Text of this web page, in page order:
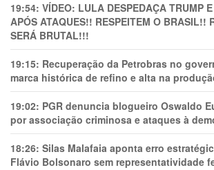
19:54: VÍDEO: LULA DESPEDAÇA TRUMP
APÓS ATAQUES!! RESPEITEM O BRASIL!!
SERÁ BRUTAL!!!
19:15: Recuperação da Petrobras no
marca histórica de refino e alta na
19:02: PGR denuncia blogueiro Oswaldo
por associação criminosa e ataques à
18:26: Silas Malafaia aponta erro
Flávio Bolsonaro sem representatividade